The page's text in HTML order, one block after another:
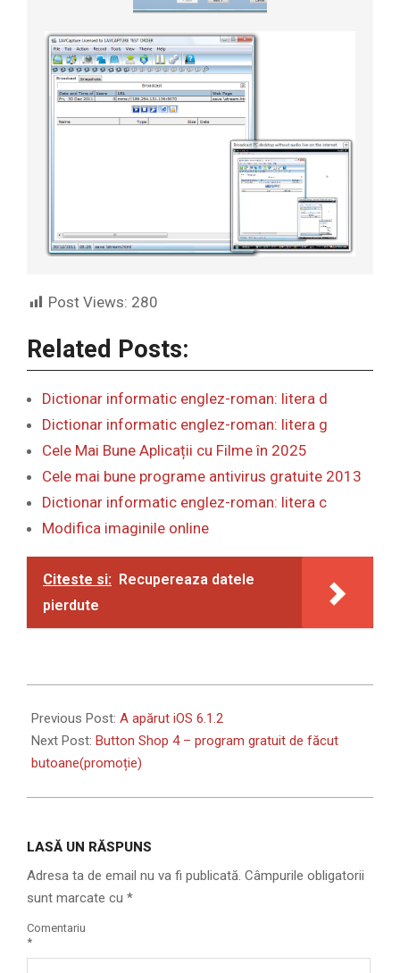
Post Views: 280
Related Posts:
Dictionar informatic englez-roman: litera d
Dictionar informatic englez-roman: litera g
Cele Mai Bune Aplicații cu Filme în 2025
Cele mai bune programe antivirus gratuite 2013
Dictionar informatic englez-roman: litera c
Modifica imaginile online
Citeste si: Recupereaza datele
pierdute
02-
20
Previous Post: A apărut iOS 6.1.2
Next Post: Button Shop 4 – program gratuit de făcut
butoane(promoție)
LASĂ UN RĂSPUNS
Adresa ta de email nu va fi publicată. Câmpurile obligatorii
sunt marcate cu *
Comentariu
*